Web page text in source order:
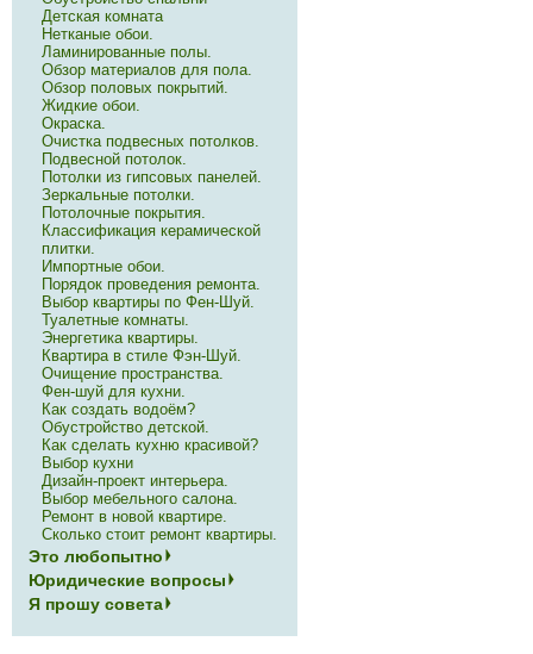
Детская комната
Нетканые обои.
Ламинированные полы.
Обзор материалов для пола.
Обзор половых покрытий.
Жидкие обои.
Окраска.
Очистка подвесных потолков.
Подвесной потолок.
Потолки из гипсовых панелей.
Зеркальные потолки.
Потолочные покрытия.
Классификация керамической
плитки.
Импортные обои.
Порядок проведения ремонта.
Выбор квартиры по Фен-Шуй.
Туалетные комнаты.
Энергетика квартиры.
Квартира в стиле Фэн-Шуй.
Очищение пространства.
Фен-шуй для кухни.
Как создать водоём?
Обустройство детской.
Как сделать кухню красивой?
Выбор кухни
Дизайн-проект интерьера.
Выбор мебельного салона.
Ремонт в новой квартире.
Сколько стоит ремонт квартиры.
Это любопытно
Юридические вопросы
Я прошу совета